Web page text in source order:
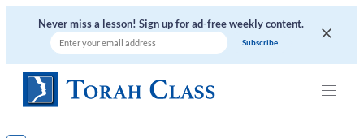
Never miss a lesson! Sign up for ad-free weekly content.